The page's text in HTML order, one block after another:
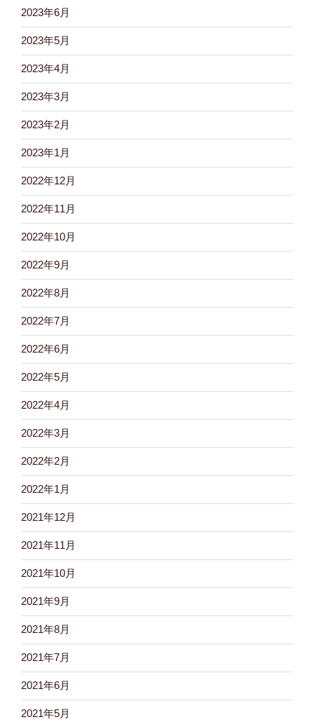
2023年6月
2023年5月
2023年4月
2023年3月
2023年2月
2023年1月
2022年12月
2022年11月
2022年10月
2022年9月
2022年8月
2022年7月
2022年6月
2022年5月
2022年4月
2022年3月
2022年2月
2022年1月
2021年12月
2021年11月
2021年10月
2021年9月
2021年8月
2021年7月
2021年6月
2021年5月